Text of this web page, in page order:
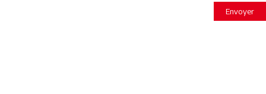
Envoyer